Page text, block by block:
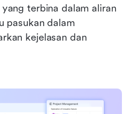
terbina dalam aliran
kerja harian, Lark membantu pasukan dalam
kejelasan dan